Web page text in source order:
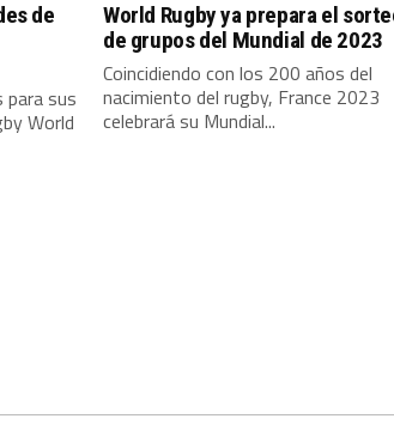
de
para sus
World
World Rugby ya prepara el
de grupos del Mundial de 2023
Coincidiendo con los 200 años del
nacimiento del rugby, France 2023
celebrará su Mundial...